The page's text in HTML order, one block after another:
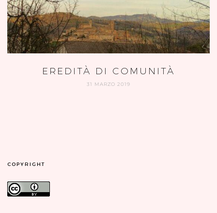
EREDITÀ DI COMUNITÀ
31 MARZO 2019
COPYRIGHT